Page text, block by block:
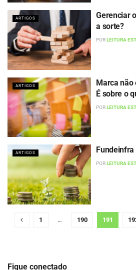
ARTIGOS
Gerenciar
a sorte?
PORLEITURA
ARTIGOS
Marca não
É sobre o
PORLEITURA
ARTIGOS Fundeinfra
PORLEITURA
1 … 190 191
Fique conectado